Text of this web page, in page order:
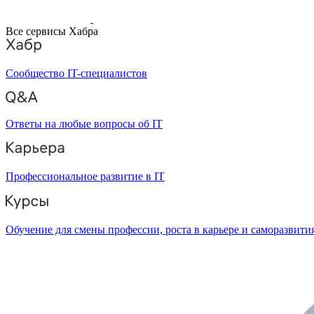
Все сервисы Хабра
Сообщество IT-специалистов
Ответы на любые вопросы об IT
Профессиональное развитие в IT
Обучение для смены профессии, роста в карьере и